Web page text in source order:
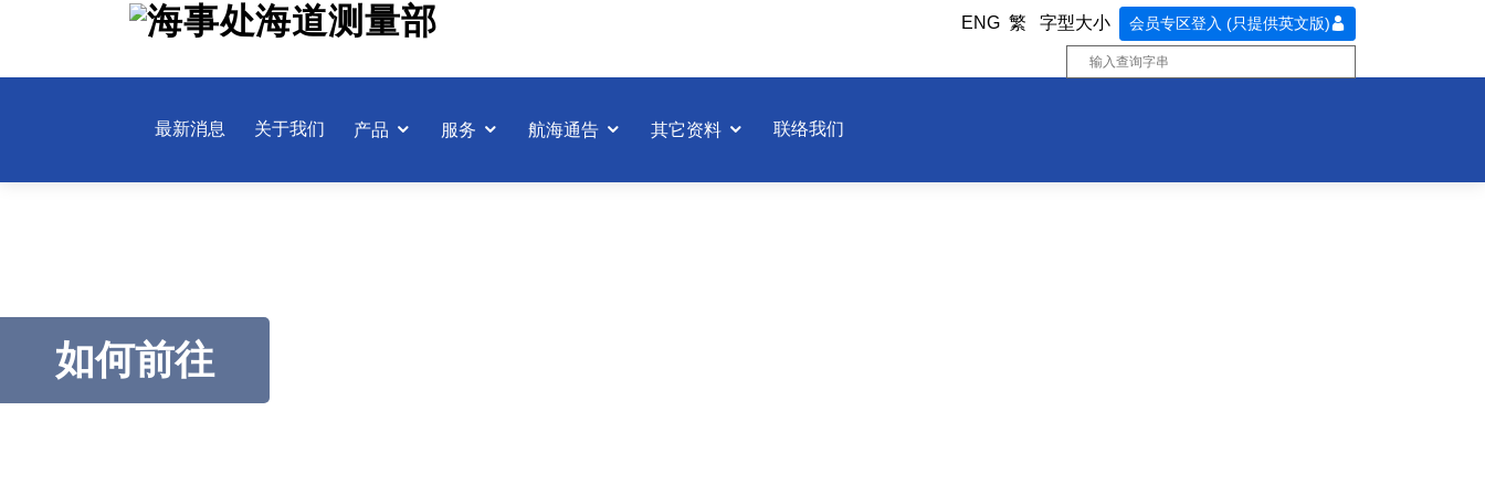
主
ENG 繁 字型大小 会员专区登入 (只提供英文版)
最新消息 关于我们 产品 服务 航海通告 其它资料 联络我们
如何前往